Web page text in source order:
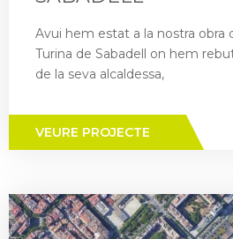
Avui hem estat a la nostra obra
Turina de Sabadell on hem
de la seva alcaldessa,
VEURE PROJECTE